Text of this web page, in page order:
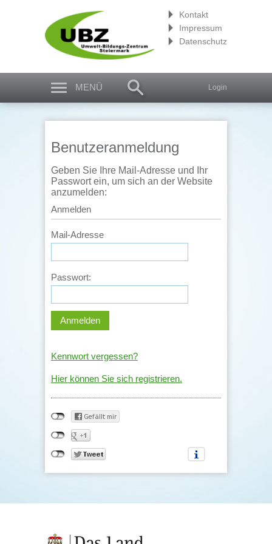
Kontakt
Impressum
Datenschutz
Login
MENÜ
Benutzeranmeldung
Geben Sie Ihre Mail-Adresse und Ihr
Passwort ein, um sich an der Website
anzumelden:
Anmelden
Mail-Adresse
Passwort:
Kennwort vergessen?
Hier können Sie sich registrieren.